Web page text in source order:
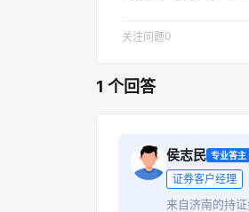
关注问题0
1 个回答
侯志民 专业答主
证券客户经理
来自济南的持